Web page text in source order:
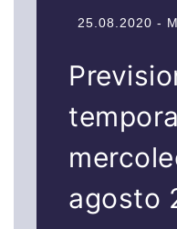
25.08.2020 -
agosto